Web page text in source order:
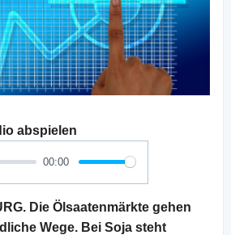
abspielen
00:00
Die Ölsaatenmärkte gehen
Wege. Bei Soja steht